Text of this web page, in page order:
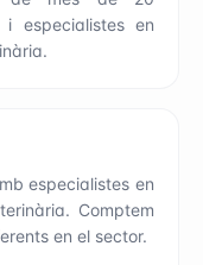
i especialistes en
especialistes en
Comptem
en el sector.